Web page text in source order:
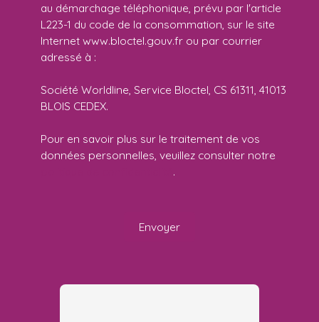
au démarchage téléphonique, prévu par l'article
L223-1 du code de la consommation, sur le site
Internet www.bloctel.gouv.fr ou par courrier
adressé à :
Société Worldline, Service Bloctel, CS 61311, 41013
BLOIS CEDEX.
Pour en savoir plus sur le traitement de vos
données personnelles, veuillez consulter notre
.
Envoyer